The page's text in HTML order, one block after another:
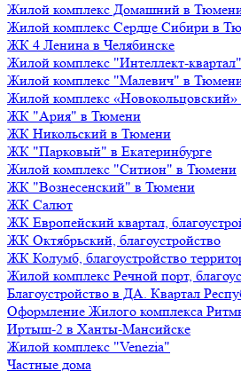
Жилой комплекс Домашний в
Жилой комплекс Сердце Сибири в
ЖК 4 Ленина в Челябинске
Жилой комплекс "Интеллект-квартал"
Жилой комплекс "Малевич" в
Жилой комплекс «Новокольцовский»
ЖК "Ария" в Тюмени
ЖК Никольский в Тюмени
ЖК "Парковый" в Екатеринбурге
Жилой комплекс "Ситион" в Тюмени
ЖК "Вознесенский" в Тюмени
ЖК Салют
ЖК Европейский квартал,
ЖК Октябрьский, благоустройство
ЖК Колумб, благоустройство
Жилой комплекс Речной порт,
Благоустройство в ДА. Квартал
Оформление Жилого комплекса
Иртыш-2 в Ханты-Мансийске
Жилой комплекс "Venezia"
Частные дома